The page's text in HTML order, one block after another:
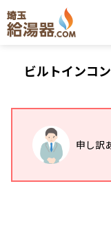
ビルトインコ
申し訳